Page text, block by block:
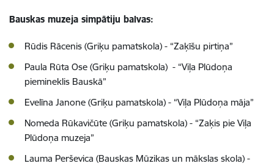
Bauskas muzeja simpātiju balvas:
Rūdis Rācenis (Griķu pamatskola) - “Zaķīšu pirtiņa”
Paula Rūta Ose (Griķu pamatskola) - “Viļa Plūdoņa
piemineklis Bauskā”
Evelīna Janone (Griķu pamatskola) - “Viļa Plūdoņa māja”
Nomeda Rūkavičūte (Griķu pamatskola) - “Zaķis pie Viļa
Plūdoņa muzeja”
Lauma Perševica (Bauskas Mūzikas un mākslas skola) -